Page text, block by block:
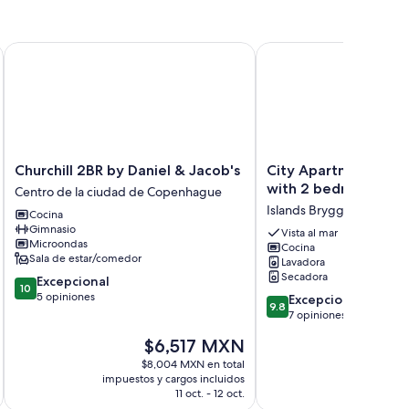
Churchill
2BR
by
Daniel
&
Jacob's
Centro
de
la
Churchill 2BR by Daniel & Jacob's
Centro de la ciudad de Copenhague
Cocina
Gimnasio
Microondas
Sala de estar/comedor
10.0
de
10 Excepcional
5 opiniones
El
precio
actual
$6,517 MXN
$8,004 MXN en total
impuestos y cargos incluidos
11 oct. - 12 oct.
Churchill 2BR by Daniel & Jacob's
City
Apartment
Copenhagen
with
2
bedrooms
sleeps
4
Islands
City Apartment in
with 2 bedrooms
Islands Brygge
Vista al mar
Cocina
Lavadora
Secadora
9.8
de
9.8 Excepcional
7 opiniones
City Apartment in